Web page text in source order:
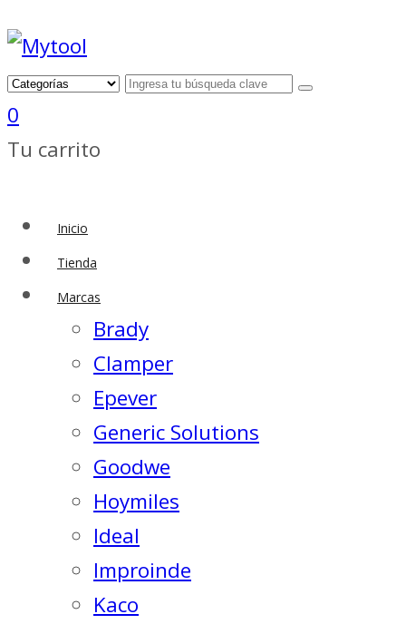
0
Tu carrito
Inicio
Tienda
Marcas
Brady
Clamper
Epever
Generic Solutions
Goodwe
Hoymiles
Ideal
Improinde
Kaco